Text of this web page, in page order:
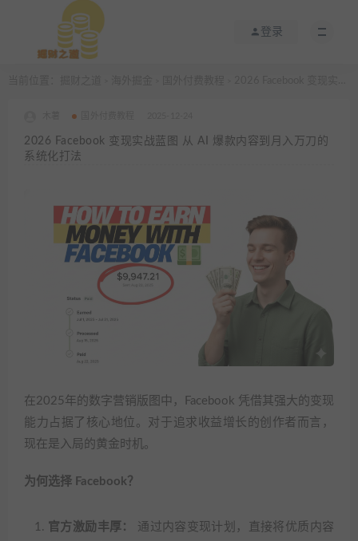
登录
2026 Facebook 变现实战蓝图 从 AI 爆款内容到月入万刀的
系统化打法
在2025年的数字营销版图中，Facebook 凭借其强大的变现
能力占据了核心地位。对于追求收益增长的创作者而言，
现在是入局的黄金时机。
为何选择 Facebook？
官方激励丰厚：
通过内容变现计划，直接将优质内容